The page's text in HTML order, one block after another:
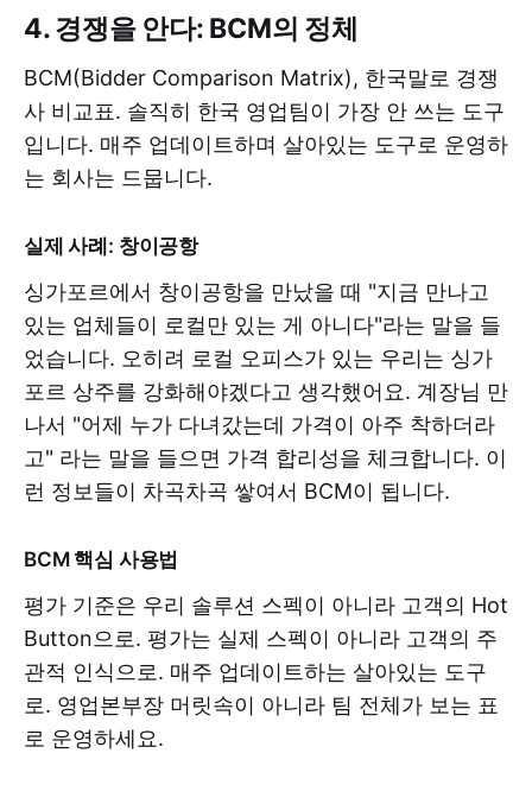
4. 경쟁을 안다: BCM의 정체
BCM(Bidder Comparison Matrix), 한국말로 경쟁
사 비교표. 솔직히 한국 영업팀이 가장 안 쓰는 도구
입니다. 매주 업데이트하며 살아있는 도구로 운영하
는 회사는 드뭅니다.
실제 사례: 창이공항
싱가포르에서 창이공항을 만났을 때 "지금 만나고
있는 업체들이 로컬만 있는 게 아니다"라는 말을 들
었습니다. 오히려 로컬 오피스가 있는 우리는 싱가
포르 상주를 강화해야겠다고 생각했어요. 계장님 만
나서 "어제 누가 다녀갔는데 가격이 아주 착하더라
고" 라는 말을 들으면 가격 합리성을 체크합니다. 이
런 정보들이 차곡차곡 쌓여서 BCM이 됩니다.
BCM 핵심 사용법
평가 기준은 우리 솔루션 스펙이 아니라 고객의 Hot
Button으로. 평가는 실제 스펙이 아니라 고객의 주
관적 인식으로. 매주 업데이트하는 살아있는 도구
로. 영업본부장 머릿속이 아니라 팀 전체가 보는 표
로 운영하세요.